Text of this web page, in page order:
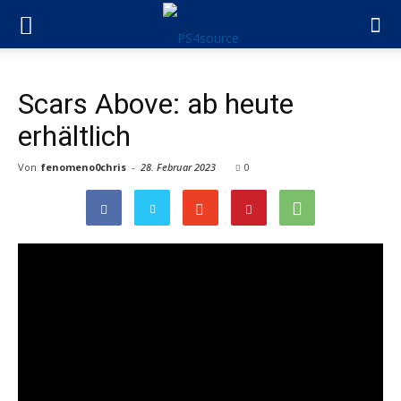
Scars Above: ab heute
erhältlich
Von fenomeno0chris - 28. Februar 2023 0